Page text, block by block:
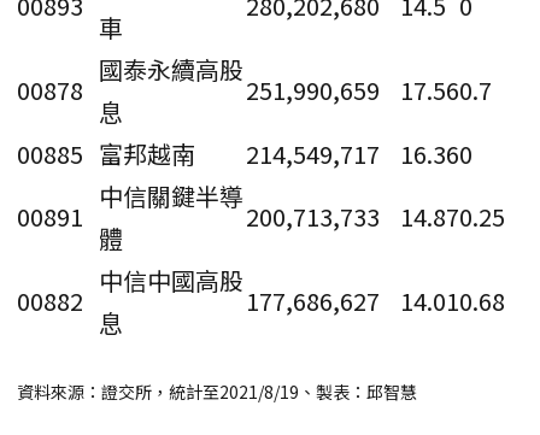
車
00878
國泰永續高股
息
251,990,659 17.560.7
00885 富邦越南 214,549,717 16.360
00891
中信關鍵半導
體
200,713,733 14.870.25
00882
中信中國高股
息
177,686,627 14.010.68
資料來源：證交所，統計至2021/8/19、製表：邱智慧